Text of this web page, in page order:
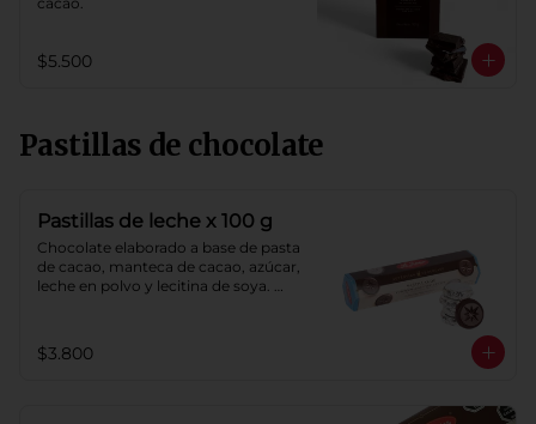
$5.500
Pastillas de chocolate
Pastillas de leche x 100 g
Chocolate elaborado a base de pasta
de cacao, manteca de cacao, azúcar,
leche en polvo y lecitina de soya.
$3.800